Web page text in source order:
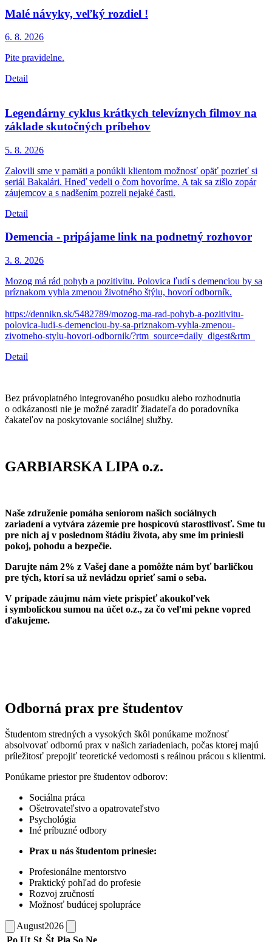
Malé návyky, veľký rozdiel !
6. 8. 2026
Pite pravidelne.
Detail
Legendárny cyklus krátkych televíznych filmov na
základe skutočných príbehov
5. 8. 2026
Zalovili sme v pamäti a ponúkli klientom možnosť opäť pozrieť si
seriál Bakalári. Hneď vedeli o čom hovoríme. A tak sa zišlo zopár
záujemcov a s nadšením pozreli nejaké časti.
Detail
Demencia - pripájame link na podnetný rozhovor
3. 8. 2026
Mozog má rád pohyb a pozitivitu. Polovica ľudí s demenciou by sa
príznakom vyhla zmenou životného štýlu, hovorí odborník.
https://dennikn.sk/5482789/mozog-ma-rad-pohyb-a-pozitivitu-
polovica-ludi-s-demenciou-by-sa-priznakom-vyhla-zmenou-
zivotneho-stylu-hovori-odbornik/?rtm_source=daily_digest&rtm_
Detail
Bez právoplatného integrovaného posudku alebo rozhodnutia
o odkázanosti nie je možné zaradiť žiadateľa do poradovníka
čakateľov na poskytovanie sociálnej služby.
GARBIARSKA LIPA o.z.
Naše združenie pomáha seniorom našich sociálnych
zariadení a vytvára zázemie pre hospicovú starostlivosť. Sme tu
pre nich aj v poslednom štádiu života, aby sme im priniesli
pokoj, pohodu a bezpečie.
Darujte nám 2% z Vašej dane a pomôžte nám byť barličkou
pre tých, ktorí sa už nevládzu oprieť sami o seba.
V prípade záujmu nám viete prispieť akoukoľvek
i symbolickou sumou na účet o.z., za čo veľmi pekne vopred
ďakujeme.
Odborná prax pre študentov
Študentom stredných a vysokých škôl ponúkame možnosť
absolvovať odbornú prax v našich zariadeniach, počas ktorej majú
príležitosť prepojiť teoretické vedomosti s reálnou prácou s klientmi.
Ponúkame priestor pre študentov odborov:
Sociálna práca
Ošetrovateľstvo a opatrovateľstvo
Psychológia
Iné príbuzné odbory
Prax u nás študentom prinesie:
Profesionálne mentorstvo
Praktický pohľad do profesie
Rozvoj zručností
Možnosť budúcej spolupráce
August2026
Po Ut St Št Pia So Ne